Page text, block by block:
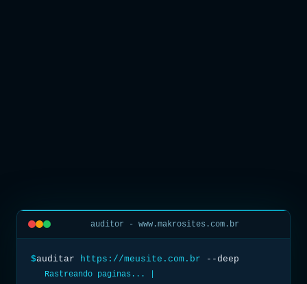
auditor - www.makrosites.com.br
$auditar https://meusite.com.br --deep
Rastreando paginas...